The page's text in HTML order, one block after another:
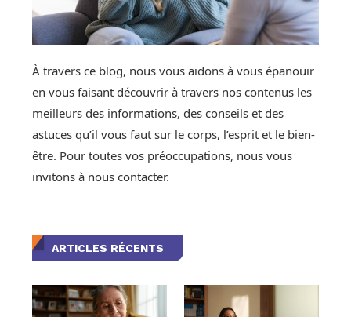
À travers ce blog, nous vous aidons à vous épanouir
en vous faisant découvrir à travers nos contenus les
meilleurs des informations, des conseils et des
astuces qu’il vous faut sur le corps, l’esprit et le bien-
être. Pour toutes vos préoccupations, nous vous
invitons à nous contacter.
ARTICLES RÉCENTS